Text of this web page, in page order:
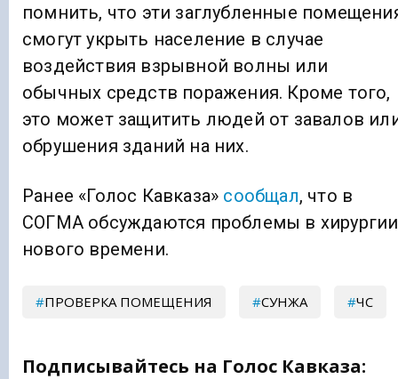
помнить, что эти заглубленные
смогут укрыть население в случае
воздействия взрывной волны или
обычных средств поражения. Кроме того,
это может защитить людей от завалов
обрушения зданий на них.
Ранее «Голос Кавказа» сообщал, что в
СОГМА обсуждаются проблемы в хирургии
нового времени.
ПРОВЕРКА ПОМЕЩЕНИЯ СУНЖА ЧС
Подписывайтесь на Голос Кавказа: